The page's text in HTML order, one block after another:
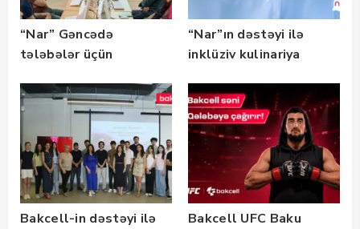
“Nar” Gəncədə
tələbələr üçün
təlimləri təşkil edib
“Nar”ın dəstəyi ilə
inklüziv kulinariya
keçirilib — Fotolar
Bakcell-in dəstəyi ilə
Bakcell UFC Baku